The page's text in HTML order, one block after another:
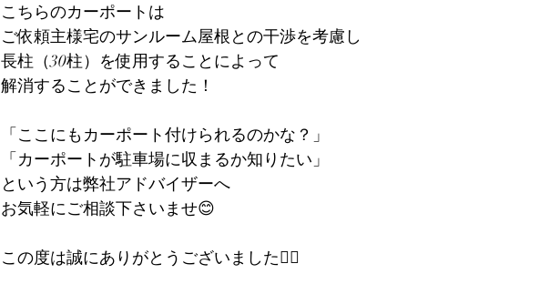
こちらのカーポートは
ご依頼主様宅のサンルーム屋根との干渉を考慮し
長柱（30柱）を使用することによって
解消することができました！
「ここにもカーポート付けられるのかな？」
「カーポートが駐車場に収まるか知りたい」
という方は弊社アドバイザーへ
お気軽にご相談下さいませ😊
この度は誠にありがとうございました🙇‍♀️